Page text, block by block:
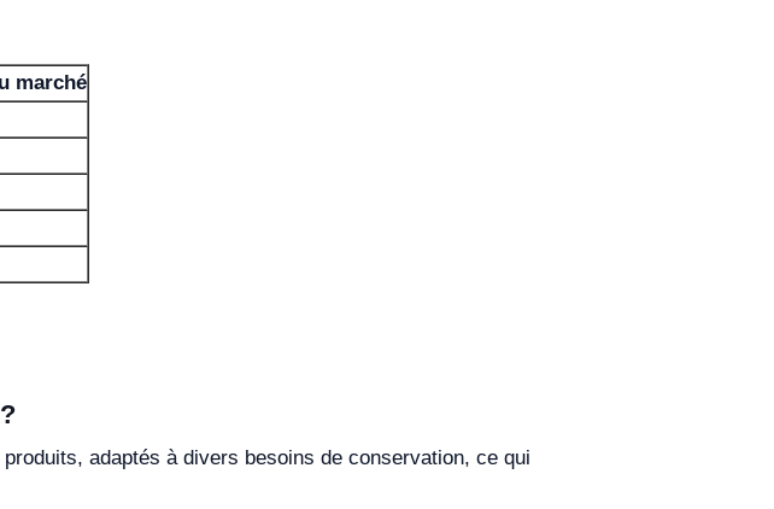
marché
adaptés à divers besoins de conservation, ce qui